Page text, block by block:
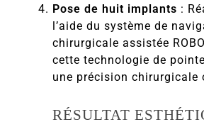
Pose de huit implants :
l’aide du système de
chirurgicale assistée
cette technologie de
une précision chirurgicale
RÉSULTAT